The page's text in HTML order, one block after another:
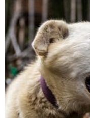
في القلب. _المرحلة